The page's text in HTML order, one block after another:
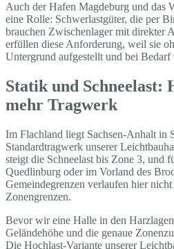
Auch der Hafen Magdeburg und das
eine Rolle: Schwerlastgüter, die per
brauchen Zwischenlager mit direkter
erfüllen diese Anforderung, weil sie
Untergrund aufgestellt und bei Bedarf
Statik und Schneelast:
mehr Tragwerk
Im Flachland liegt Sachsen-Anhalt in
Standardtragwerk unserer
steigt die Schneelast bis Zone 3, und
Quedlinburg oder im Vorland des
Gemeindegrenzen verlaufen hier
Zonengrenzen.
Bevor wir eine Halle in den
Geländehöhe und die genaue
Die Hochlast-Variante unserer